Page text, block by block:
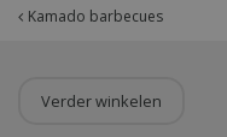
Kamado barbecues
Verder winkelen